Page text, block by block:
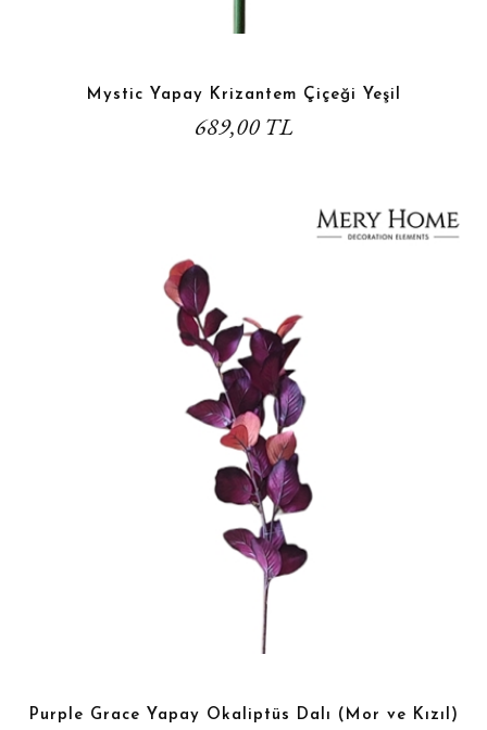
Mystic Yapay Krizantem Çiçeği Yeşil
689,00 TL
Purple Grace Yapay Okaliptüs Dalı (Mor ve Kızıl)